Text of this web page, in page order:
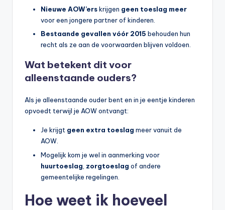
Nieuwe AOW’erskrijgen geen toeslag meer
voor een jongere partner of kinderen.
Bestaande gevallen vóór 2015 behouden hun
recht als ze aan de voorwaarden blijven voldoen.
Wat betekent dit voor
alleenstaande ouders?
Als je alleenstaande ouder bent en in je eentje kinderen
opvoedt terwijl je AOW ontvangt:
Je krijgt geen extra toeslag meer vanuit de
AOW.
Mogelijk kom je wel in aanmerking voor
huurtoeslag zorgtoeslag of andere
gemeentelijke regelingen.
Hoe weet ik hoeveel